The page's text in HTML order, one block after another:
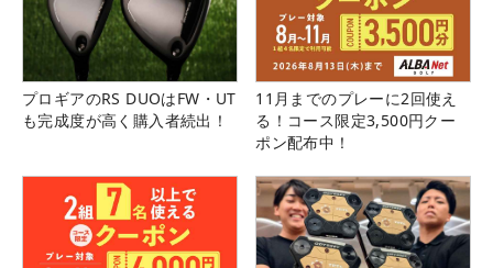
プロギアのRS DUOはFW・UT
も完成度が高く購入者続出！
11月までのプレーに2回使え
る！コース限定3,500円クー
ポン配布中！